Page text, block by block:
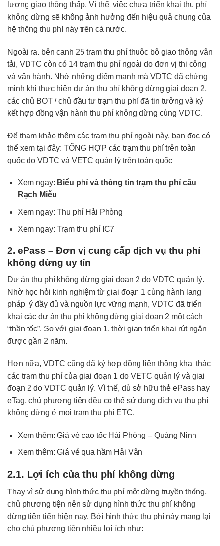
lượng giao thông thấp. Vì thế, việc chưa triển khai thu phí
không dừng sẽ không ảnh hưởng đến hiệu quả chung của
hệ thống thu phí này trên cả nước.
Ngoài ra, bên cạnh 25 trạm thu phí thuộc bộ giao thông vận
tải, VDTC còn có 14 trạm thu phí ngoài do đơn vị thi công
và vận hành. Nhờ những điểm mạnh mà VDTC đã chứng
minh khi thực hiện dự án thu phí không dừng giai đoạn 2,
các chủ BOT / chủ đầu tư trạm thu phí đã tin tưởng và ký
kết hợp đồng vận hành thu phí không dừng cùng VDTC.
Để tham khảo thêm các trạm thu phí ngoài này, bạn đọc có
thể xem tại đây: TỔNG HỢP các trạm thu phí trên toàn
quốc do VDTC và VETC quản lý trên toàn quốc
Xem ngay: Biểu phí và thông tin trạm thu phí cầu
Rạch Miễu
Xem ngay: Thu phí Hải Phòng
Xem ngay: Trạm thu phí IC7
2. ePass – Đơn vị cung cấp dịch vụ thu phí
không dừng uy tín
Dự án thu phí không dừng giai đoạn 2 do VDTC quản lý.
Nhờ học hỏi kinh nghiệm từ giai đoạn 1 cùng hành lang
pháp lý đầy đủ và nguồn lực vững mạnh, VDTC đã triển
khai các dự án thu phí không dừng giai đoạn 2 một cách
“thần tốc”. So với giai đoạn 1, thời gian triển khai rút ngắn
được gần 2 năm.
Hơn nữa, VDTC cũng đã ký hợp đồng liên thông khai thác
các trạm thu phí của giai đoạn 1 do VETC quản lý và giai
đoạn 2 do VDTC quản lý. Vì thế, dù sở hữu thẻ ePass hay
eTag, chủ phương tiện đều có thể sử dụng dịch vụ thu phí
không dừng ở mọi trạm thu phí ETC.
Xem thêm: Giá vé cao tốc Hải Phòng – Quảng Ninh
Xem thêm: Giá vé qua hầm Hải Vân
2.1. Lợi ích của thu phí không dừng
Thay vì sử dụng hình thức thu phí một dừng truyền thống,
chủ phương tiện nên sử dụng hình thức thu phí không
dừng tiên tiến hiện nay. Bởi hình thức thu phí này mang lại
cho chủ phương tiện nhiều lợi ích như: